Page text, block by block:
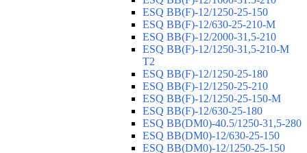
ESQ ВВ(F)-12/1250-25-150
ESQ BB(F)-12/630-25-210-М
ESQ BB(F)-12/2000-31,5-210
ESQ BB(F)-12/1250-31,5-210-М
T2
ESQ BB(F)-12/1250-25-180
ESQ ВВ(F)-12/1250-25-210
ESQ ВВ(F)-12/1250-25-150-М
ESQ BB(F)-12/630-25-180
ESQ ВВ(DM0)-40.5/1250-31,5-280
ESQ ВВ(DM0)-12/630-25-150
ESQ ВВ(DM0)-12/1250-25-150